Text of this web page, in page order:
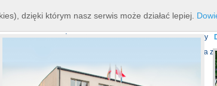
europejskie undusz Dróg Samorządowych ządowy
nieruchomościami Echo Piotrkowa - Informator Lokalny D
do pobrania
widencja
serwisu
dzięki którym nasz serwis może działać lepiej.